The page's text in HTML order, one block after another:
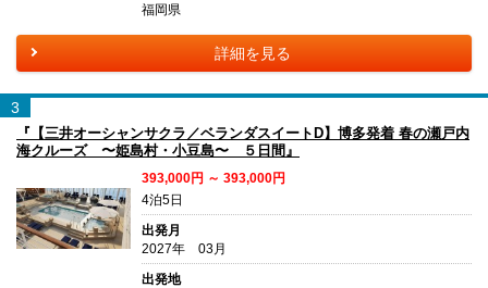
福岡県
詳細を見る
3
『【三井オーシャンサクラ／ベランダスイートD】博多発着 春の瀬戸内
海クルーズ 〜姫島村・小豆島〜 ５日間』
393,000円 ～ 393,000円
4泊5日
出発月
2027年 03月
出発地